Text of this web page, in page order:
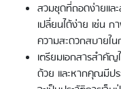
สวมชุดที่ถอดง่ายแล
เปลี่ยนได้ง่าย เช่น ก
ความสะดวกสบายใน
เตรียมเอกสารสำคั
ด้วย และหากคุณมีปร